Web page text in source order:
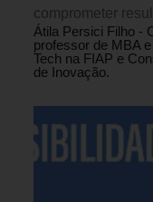
comprometer
Átila Persici Filho -
professor de MBA
Tech na FIAP e
de Inovação.